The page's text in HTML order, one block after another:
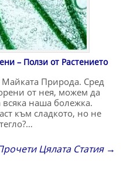
– Ползи от Растението
Природа. Сред
от нея, можем да
всяка наша болежка.
към сладкото, но не
Цялата Статия →